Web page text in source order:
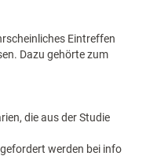
Eintreffen
Dazu gehörte zum
die aus der Studie
werden bei info